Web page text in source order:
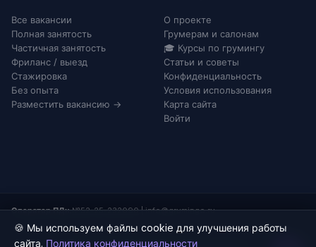
🍪 Мы используем файлы cookie для улучшения работы
сайта. Политика конфиденциальности
Все вакансии
Полная занятость
Частичная занятость
Фриланс / выезд
Стажировка
Без опыта
Разместить вакансию →
О проекте
Грумерам и салонам
🎓 Курсы по грумингу
Статьи и советы
Конфиденциальность
Условия использования
Карта сайта
Войти
Оператор ПДн:№52-25-232090|info@grumingo.ru